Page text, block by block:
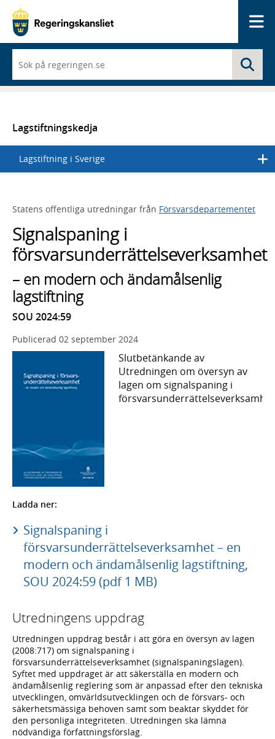
du
börjar
skriva
en
lista
med
sökförslag
Lagstiftningskedja
Lagstiftning i Sverige
Statens offentliga utredningar från Försvarsdepartementet
Signalspaning i
försvarsunderrättelseverksamhet
– en modern och ändamålsenlig
lagstiftning
SOU 2024:59
Publicerad 02 september 2024
Slutbetänkande av
Utredningen om översyn av
lagen om signalspaning i
Ladda ner:
Signalspaning i
försvarsunderrättelseverksamhet – en
modern och ändamålsenlig lagstiftning,
SOU 2024:59 (pdf 1 MB)
Utredningens uppdrag
Utredningen uppdrag består i att göra en översyn av lagen
(2008:717) om signalspaning i
försvarsunderrättelseverksamhet (signalspaningslagen).
Syftet med uppdraget är att säkerställa en modern och
ändamålsenlig reglering som är anpassad efter den tekniska
utvecklingen, omvärldsutvecklingen och de försvars- och
säkerhetsmässiga behoven samt som beaktar skyddet för
den personliga integriteten. Utredningen ska lämna
nödvändiga författningsförslag.